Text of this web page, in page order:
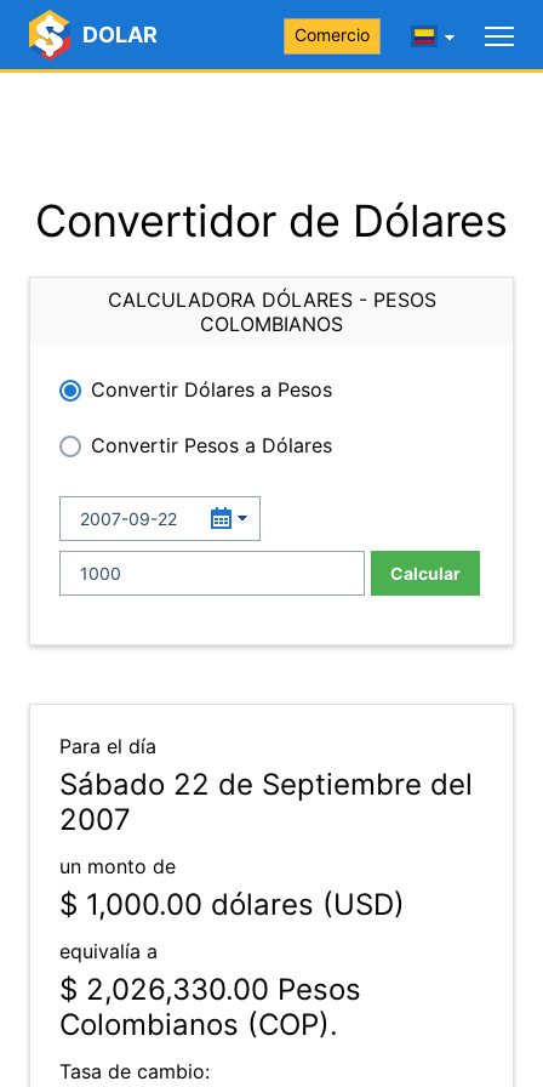
DOLAR Comercio
Convertidor de Dólares
CALCULADORA DÓLARES - PESOS
COLOMBIANOS
Convertir Dólares a Pesos
Convertir Pesos a Dólares
Calcular
Para el día
Sábado 22 de Septiembre del
2007
un monto de
$ 1,000.00 dólares (USD)
equivalía a
$ 2,026,330.00 Pesos
Colombianos (COP).
Tasa de cambio: